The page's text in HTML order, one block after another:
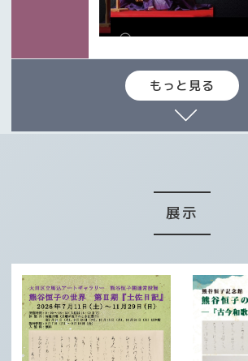
もっと見る
展示